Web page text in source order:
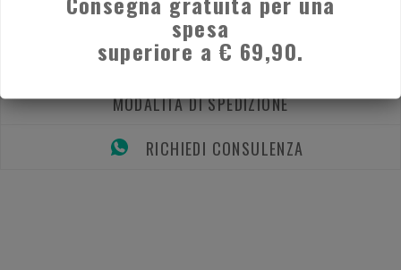
DESCRIZIONE
MODALITÀ DI SPEDIZIONE
RICHIEDI CONSULENZA
spesa
superiore a € 69,90.